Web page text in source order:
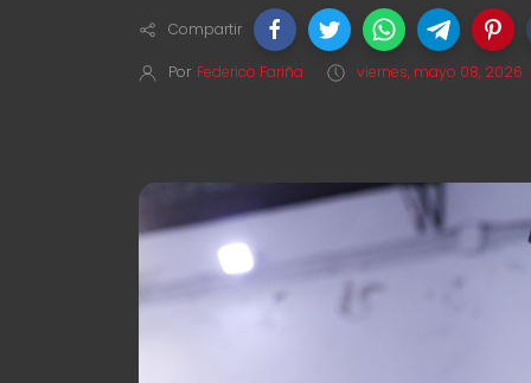
Compartir
Por Federico Fariña viernes, mayo 08, 2026